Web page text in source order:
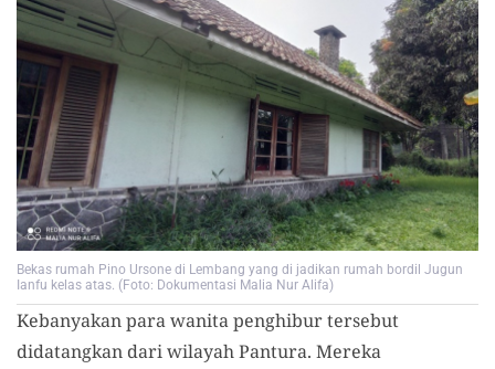
Bekas rumah Pino Ursone di Lembang yang di jadikan rumah bordil Jugun
Ianfu kelas atas. (Foto: Dokumentasi Malia Nur Alifa)
Kebanyakan para wanita penghibur tersebut
didatangkan dari wilayah Pantura. Mereka